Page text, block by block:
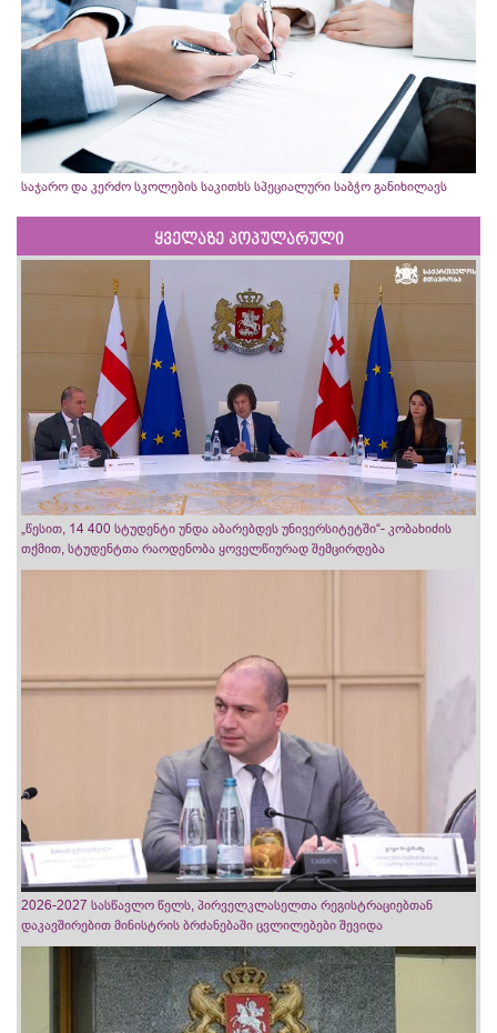
საჯარო და კერძო სკოლების საკითხს სპეციალური საბჭო განიხილავს
ყველაზე პოპულარული
„წესით, 14 400 სტუდენტი უნდა აბარებდეს უნივერსიტეტში“- კობახიძის
თქმით, სტუდენტთა რაოდენობა ყოველწიურად შემცირდება
2026-2027 სასწავლო წელს, პირველკლასელთა რეგისტრაციებთან
დაკავშირებით მინისტრის ბრძანებაში ცვლილებები შევიდა